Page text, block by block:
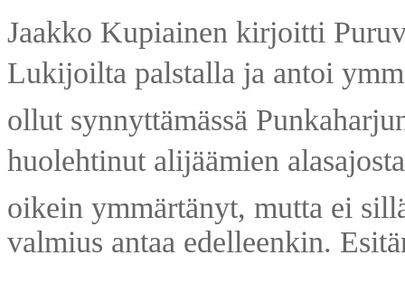
Jaakko Kupiainen kirjoitti
Lukijoilta palstalla ja antoi
ollut synnyttämässä
huolehtinut alijäämien
oikein ymmärtänyt, mutta ei
valmius antaa edelleenkin.